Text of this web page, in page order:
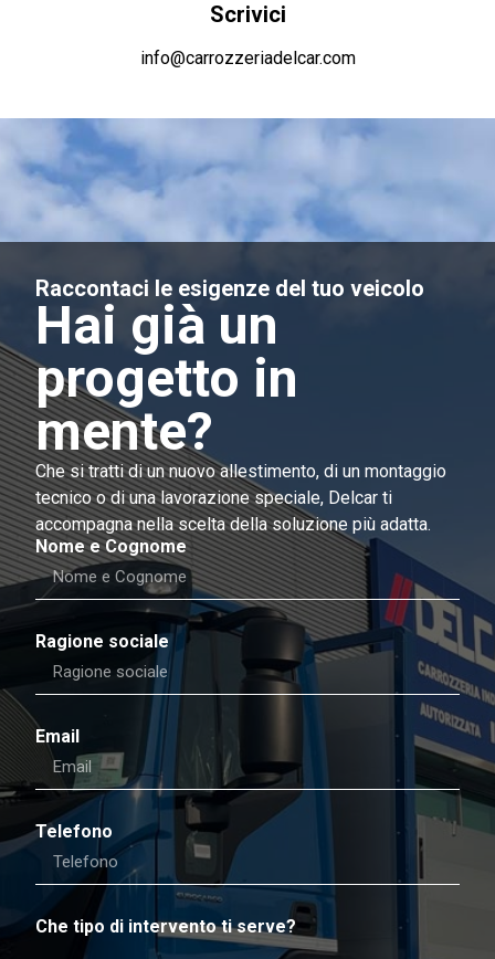
Scrivici
info@carrozzeriadelcar.com
Raccontaci le esigenze del tuo veicolo
Hai già un
progetto in
mente?
Che si tratti di un nuovo allestimento, di un montaggio
tecnico o di una lavorazione speciale, Delcar ti
accompagna nella scelta della soluzione più adatta.
Nome e Cognome
Ragione sociale
Email
Telefono
Che tipo di intervento ti serve?